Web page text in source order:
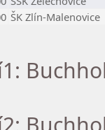
ŠK Zlín-Malenovice